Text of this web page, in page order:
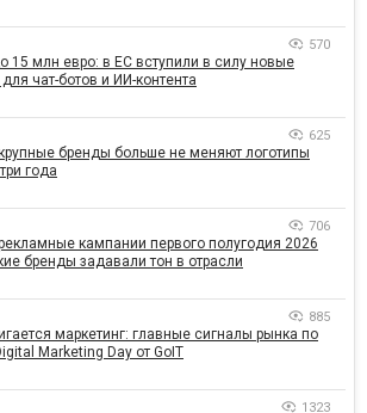
570
15 млн евро: в ЕС вступили в силу новые
чат-ботов и ИИ-контента
625
бренды больше не меняют логотипы
года
706
кампании первого полугодия 2026
бренды задавали тон в отрасли
885
маркетинг: главные сигналы рынка по
Marketing Day от GoIT
1323